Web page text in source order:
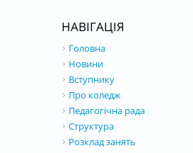
НАВІГАЦІЯ
Головна
Новини
Вступнику
Про коледж
Педагогічна рада
Структура
Розклад занять